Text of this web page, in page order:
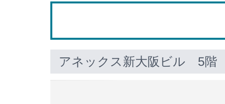
アネックス新大阪ビル 5階